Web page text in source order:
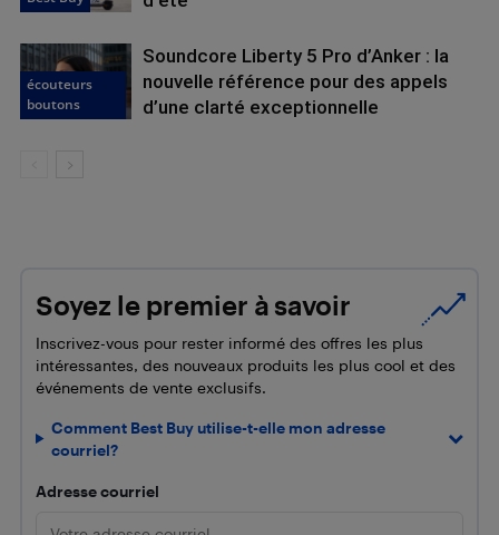
écouteurs
boutons
Soundcore Liberty 5 Pro d’Anker : la
nouvelle référence pour des appels
d’une clarté exceptionnelle
Soyez le premier à savoir
Inscrivez-vous pour rester informé des offres les plus
intéressantes, des nouveaux produits les plus cool et des
événements de vente exclusifs.
Comment Best Buy utilise-t-elle mon adresse
courriel?
Adresse courriel